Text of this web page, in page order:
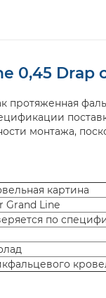
0,45 Drap
протяженная
монтажа,
картина
Grand Line
по